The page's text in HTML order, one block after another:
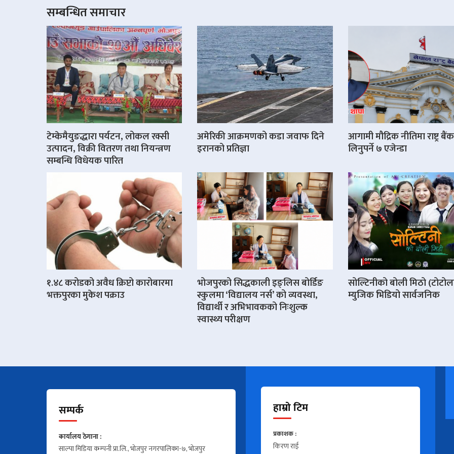
सम्बन्धित समाचार
टेम्केमैयुङद्धारा पर्यटन, लोकल रक्सी
उत्पादन, विक्री वितरण तथा नियन्त्रण
सम्बन्धि विधेयक पारित
अमेरिकी आक्रमणको कडा जवाफ दिने
इरानको प्रतिज्ञा
आगामी मौद्रिक नीतिमा राष्ट्र
लिनुपर्ने ७ एजेन्डा
१.४८ करोडको अवैध क्रिप्टो कारोबारमा
भक्तपुरका मुकेश पक्राउ
भोजपुरको सिद्धकाली इङ्लिस बोर्डिङ
स्कुलमा ‘विद्यालय नर्स’ को व्यवस्था,
विद्यार्थी र अभिभावकको निःशुल्क
स्वास्थ्य परीक्षण
सोल्टिनीको बोली मिठो
म्युजिक भिडियो सार्वजनिक
सम्पर्क
कार्यालय ठेगाना :
साल्पा मिडिया कम्पनी प्रा.लि., भोजपुर नगरपालिका-७, भोजपुर
हाम्रो टिम
प्रकाशक :
किरण राई